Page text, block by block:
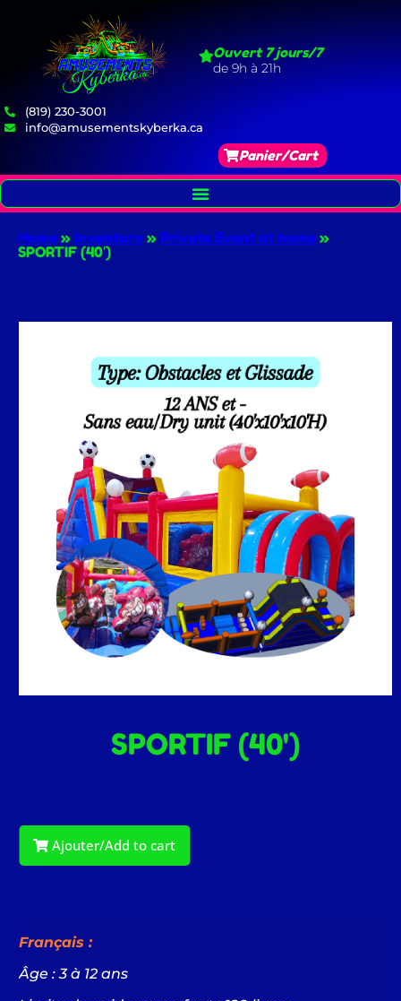
Ouvert 7 jours/7
de 9h à 21h
(819) 230-3001
info@amusementskyberka.ca
Panier/Cart
Home » Inventory » Private Event at home »
SPORTIF (40′)
SPORTIF (40')
Ajouter/Add to cart
Français :
Âge : 3 à 12 ans